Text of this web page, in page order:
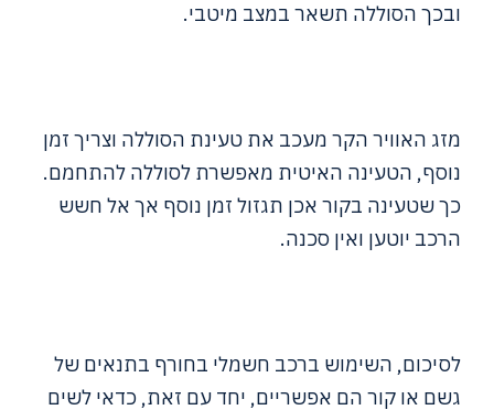
ובכך הסוללה תשאר במצב מיטבי.
מזג האוויר הקר מעכב את טעינת הסוללה וצריך זמן
נוסף, הטעינה האיטית מאפשרת לסוללה להתחמם.
כך שטעינה בקור אכן תגזול זמן נוסף אך אל חשש
הרכב יוטען ואין סכנה.
לסיכום, השימוש ברכב חשמלי בחורף בתנאים של
גשם או קור הם אפשריים, יחד עם זאת, כדאי לשים